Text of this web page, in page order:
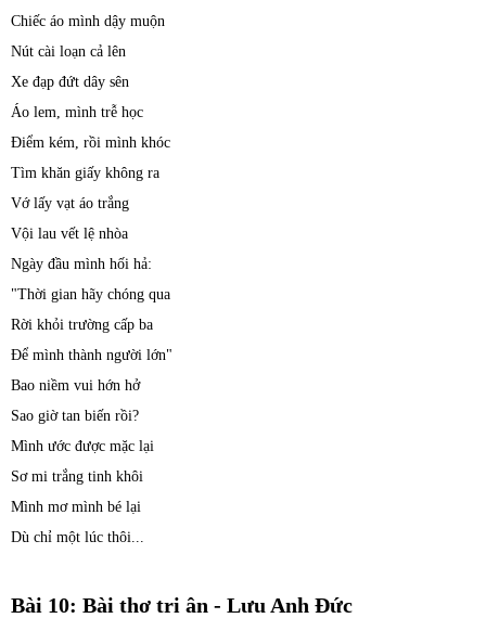
Chiếc áo mình dậy muộn
Nút cài loạn cả lên
Xe đạp đứt dây sên
Áo lem, mình trễ học
Điểm kém, rồi mình khóc
Tìm khăn giấy không ra
Vớ lấy vạt áo trắng
Vội lau vết lệ nhòa
Ngày đầu mình hối hả:
"Thời gian hãy chóng qua
Rời khỏi trường cấp ba
Để mình thành người lớn"
Bao niềm vui hớn hở
Sao giờ tan biến rồi?
Mình ước được mặc lại
Sơ mi trắng tinh khôi
Mình mơ mình bé lại
Dù chỉ một lúc thôi...
Bài 10: Bài thơ tri ân - Lưu Anh Đức